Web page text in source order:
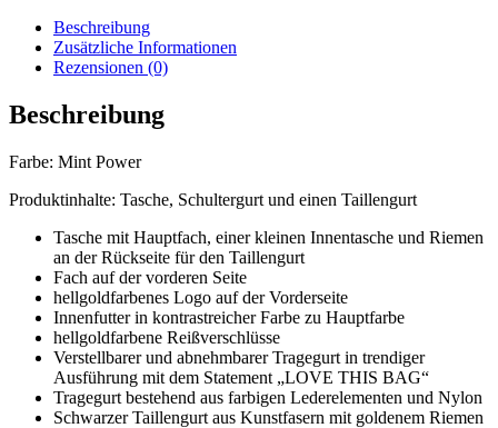
Beschreibung
Zusätzliche Informationen
Rezensionen (0)
Beschreibung
Farbe: Mint Power
Produktinhalte: Tasche, Schultergurt und einen Taillengurt
Tasche mit Hauptfach, einer kleinen Innentasche und Riemen
an der Rückseite für den Taillengurt
Fach auf der vorderen Seite
hellgoldfarbenes Logo auf der Vorderseite
Innenfutter in kontrastreicher Farbe zu Hauptfarbe
hellgoldfarbene Reißverschlüsse
Verstellbarer und abnehmbarer Tragegurt in trendiger
Ausführung mit dem Statement „LOVE THIS BAG“
Tragegurt bestehend aus farbigen Lederelementen und Nylon
Schwarzer Taillengurt aus Kunstfasern mit goldenem Riemen